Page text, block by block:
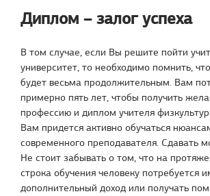
Диплом – залог успеха
В том случае, если Вы решите пойти
университет, то необходимо помнить,
будет весьма продолжительным. Вам
примерно пять лет, чтобы получить
профессию и диплом учителя
Вам придется активно обучаться
современного преподавателя. Сдавать
Не стоит забывать о том, что на
строка обучения человеку потребуется
дополнительный доход или получать